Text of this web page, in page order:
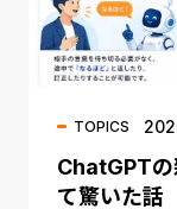
TOPICS
ChatGPTの
て驚いた話